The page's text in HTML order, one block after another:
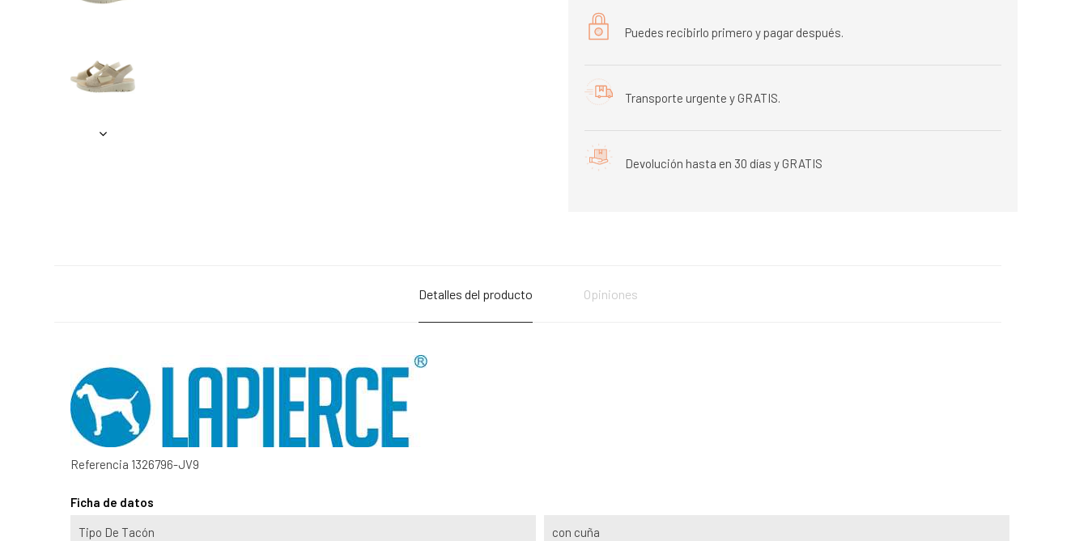
Puedes recibirlo primero y pagar después.
Transporte urgente y GRATIS.
Devolución hasta en 30 días y GRATIS
Detalles del producto Opiniones
Referencia 1326796-JV9
Ficha de datos
Tipo De Tacón con cuña